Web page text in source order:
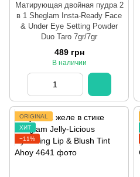
Матирующая двойная пудра 2
в 1 Sheglam Insta-Ready Face
& Under Eye Setting Powder
Duo Taro 7gr/7gr
489 грн
В наличии
ORIGINAL
ХИТ
−11%